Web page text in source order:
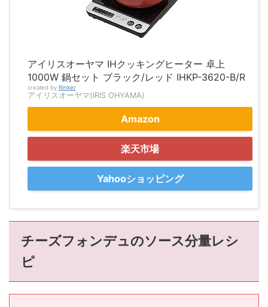
アイリスオーヤマ IHクッキングヒーター 卓上
1000W 鍋セット ブラック/レッド IHKP-3620-B/R
created by Rinker
アイリスオーヤマ(IRIS OHYAMA)
Amazon
楽天市場
Yahooショッピング
チーズフォンデュのソース分量レシ
ピ